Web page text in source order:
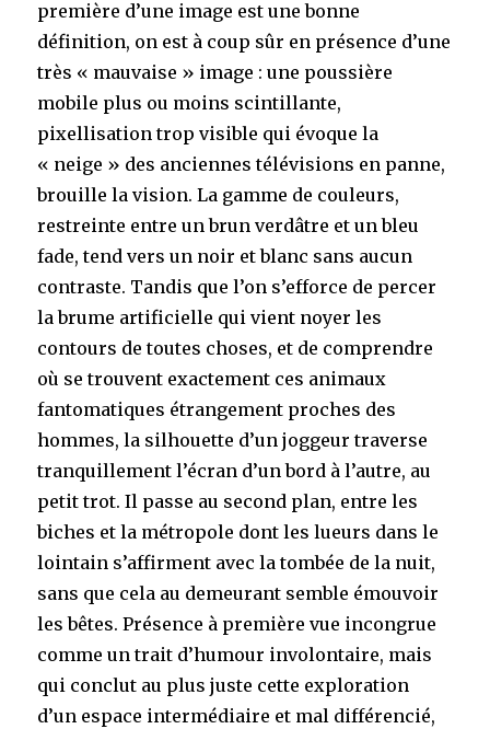
première d’une image est une bonne
définition, on est à coup sûr en présence d’une
très « mauvaise » image : une poussière
mobile plus ou moins scintillante,
pixellisation trop visible qui évoque la
« neige » des anciennes télévisions en panne,
brouille la vision. La gamme de couleurs,
restreinte entre un brun verdâtre et un bleu
fade, tend vers un noir et blanc sans aucun
contraste. Tandis que l’on s’efforce de percer
la brume artificielle qui vient noyer les
contours de toutes choses, et de comprendre
où se trouvent exactement ces animaux
fantomatiques étrangement proches des
hommes, la silhouette d’un joggeur traverse
tranquillement l’écran d’un bord à l’autre, au
petit trot. Il passe au second plan, entre les
biches et la métropole dont les lueurs dans le
lointain s’affirment avec la tombée de la nuit,
sans que cela au demeurant semble émouvoir
les bêtes. Présence à première vue incongrue
comme un trait d’humour involontaire, mais
qui conclut au plus juste cette exploration
d’un espace intermédiaire et mal différencié,